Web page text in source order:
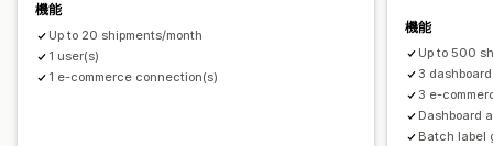
機能
Up to 20 shipments/month
1 user(s)
1 e-commerce connection(s)
機能
Up to 500
3
3 e-
Dashboard
Batch label